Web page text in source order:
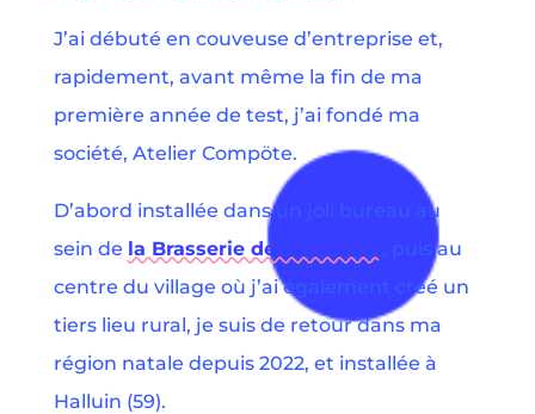
J’ai débuté en couveuse d’entreprise et,
rapidement, avant même la fin de ma
première année de test, j’ai fondé ma
société, Atelier Compöte.
D’abord installée dans un joli bureau au
sein de la Brasserie de la Somme , puis au
centre du village où j’ai également créé un
tiers lieu rural, je suis de retour dans ma
région natale depuis 2022, et installée à
Halluin (59).